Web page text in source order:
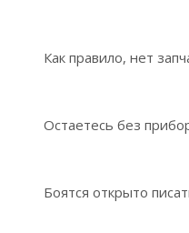
Как правило, нет
Остаетесь без
Боятся открыто